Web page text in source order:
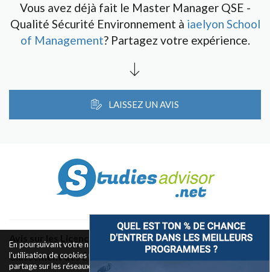
Vous avez déjà fait le Master Manager QSE -
Qualité Sécurité Environnement à iaelyon School
of Management? Partagez votre expérience.
LAISSEZ UN AVIS
Avis sur les Licences & Bachelors
Classement des Écoles
En poursuivant votre navigation sur ce site, vous acceptez
l'utilisation de cookies pour le fonctionnement des boutons de
partage sur les réseaux sociaux et la mesure d'audience des